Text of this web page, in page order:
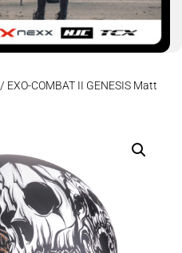
/ EXO-COMBAT II GENESIS Matt